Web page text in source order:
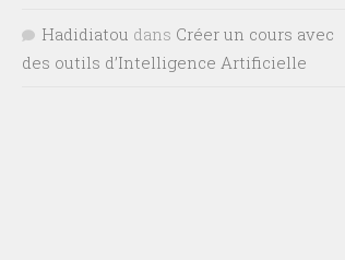
Hadidiatou dans Créer un cours avec
des outils d’Intelligence Artificielle